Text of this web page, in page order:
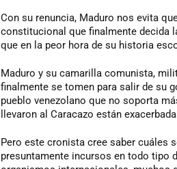
Con su renuncia, Maduro nos evita
constitucional que finalmente decida
que en la peor hora de su historia
Maduro y su camarilla comunista,
finalmente se tomen para salir de su
pueblo venezolano que no soporta
llevaron al Caracazo están
Pero este cronista cree saber cuáles
presuntamente incursos en todo tipo